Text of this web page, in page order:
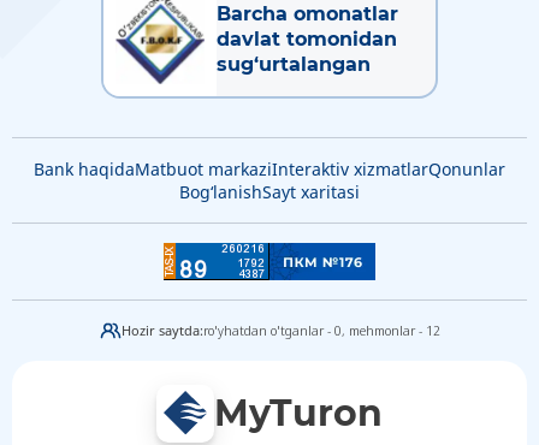
Barcha omonatlar
davlat tomonidan
sug‘urtalangan
Bank haqidaMatbuot markaziInteraktiv xizmatlarQonunlar
Bog‘lanishSayt xaritasi
Hozir saytda:ro'yhatdan o'tganlar - 0, mehmonlar - 12
MyTuron